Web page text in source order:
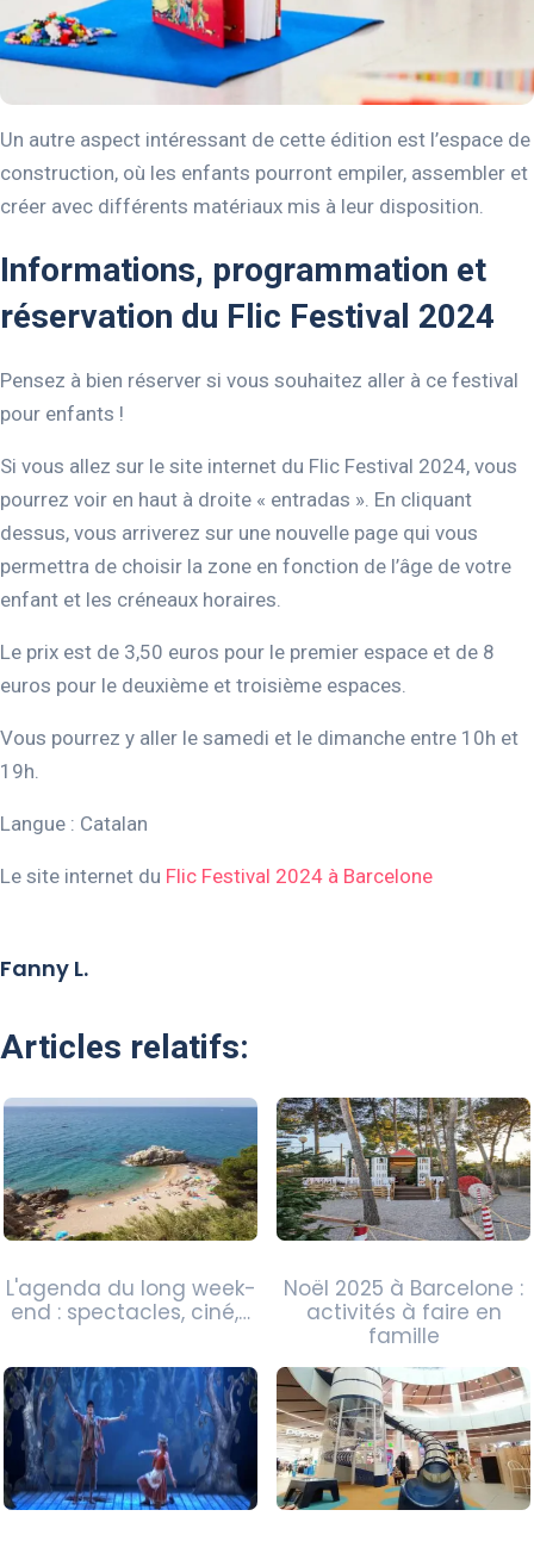
Un autre aspect intéressant de cette édition est l’espace de
construction, où les enfants pourront empiler, assembler et
créer avec différents matériaux mis à leur disposition.
Informations, programmation et
réservation du Flic Festival 2024
Pensez à bien réserver si vous souhaitez aller à ce festival
pour enfants !
Si vous allez sur le site internet du Flic Festival 2024, vous
pourrez voir en haut à droite « entradas ». En cliquant
dessus, vous arriverez sur une nouvelle page qui vous
permettra de choisir la zone en fonction de l’âge de votre
enfant et les créneaux horaires.
Le prix est de 3,50 euros pour le premier espace et de 8
euros pour le deuxième et troisième espaces.
Vous pourrez y aller le samedi et le dimanche entre 10h et
19h.
Langue : Catalan
Le site internet du Flic Festival 2024 à Barcelone
Fanny L.
Articles relatifs:
L'agenda du long week-
end : spectacles, ciné,…
Noël 2025 à Barcelone :
activités à faire en
famille